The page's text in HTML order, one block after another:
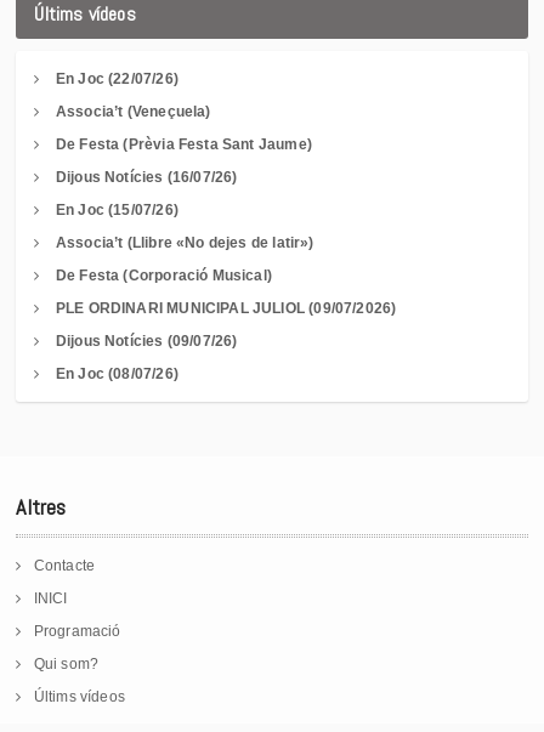
Últims vídeos
En Joc (22/07/26)
Associa’t (Veneçuela)
De Festa (Prèvia Festa Sant Jaume)
Dijous Notícies (16/07/26)
En Joc (15/07/26)
Associa’t (Llibre «No dejes de latir»)
De Festa (Corporació Musical)
PLE ORDINARI MUNICIPAL JULIOL (09/07/2026)
Dijous Notícies (09/07/26)
En Joc (08/07/26)
Altres
Contacte
INICI
Programació
Qui som?
Últims vídeos